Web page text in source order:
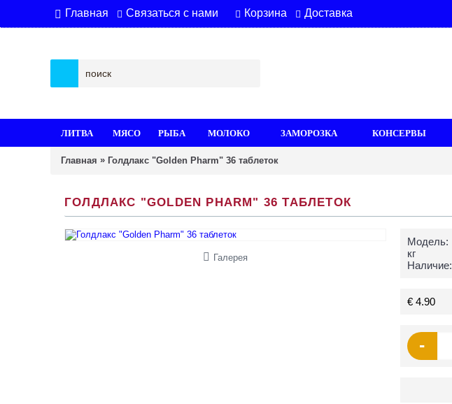
Главная Связаться с нами Корзина Доставка
ЛИТВА МЯСО РЫБА МОЛОКО ЗАМОРОЗКА КОНСЕРВЫ
Главная » Голдлакс "Golden Pharm" 36 таблеток
ГОЛДЛАКС "GOLDEN PHARM" 36 ТАБЛЕТОК
Галерея
Модель:
кг
Наличие:
€ 4.90
-